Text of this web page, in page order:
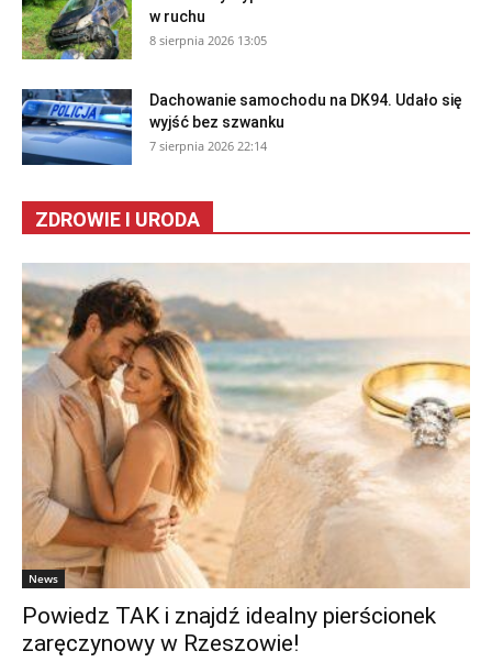
w ruchu
8 sierpnia 2026 13:05
Dachowanie samochodu na DK94. Udało się
wyjść bez szwanku
7 sierpnia 2026 22:14
ZDROWIE I URODA
News
Powiedz TAK i znajdź idealny pierścionek
zaręczynowy w Rzeszowie!